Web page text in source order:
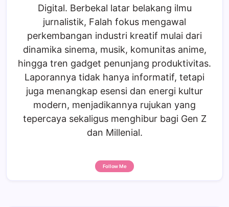
Digital. Berbekal latar belakang ilmu
jurnalistik, Falah fokus mengawal
perkembangan industri kreatif mulai dari
dinamika sinema, musik, komunitas anime,
hingga tren gadget penunjang produktivitas.
Laporannya tidak hanya informatif, tetapi
juga menangkap esensi dan energi kultur
modern, menjadikannya rujukan yang
tepercaya sekaligus menghibur bagi Gen Z
dan Millenial.
Follow Me